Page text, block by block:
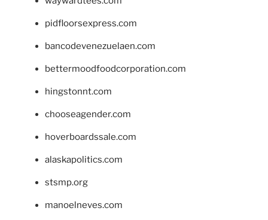
pidfloorsexpress.com
bancodevenezuelaen.com
bettermoodfoodcorporation.com
hingstonnt.com
chooseagender.com
hoverboardssale.com
alaskapolitics.com
stsmp.org
manoelneves.com